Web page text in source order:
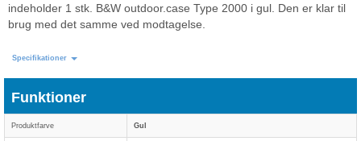
indeholder 1 stk. B&W outdoor.case Type 2000 i gul. Den er klar til
brug med det samme ved modtagelse.
Specifikationer
Funktioner
Produktfarve Gul